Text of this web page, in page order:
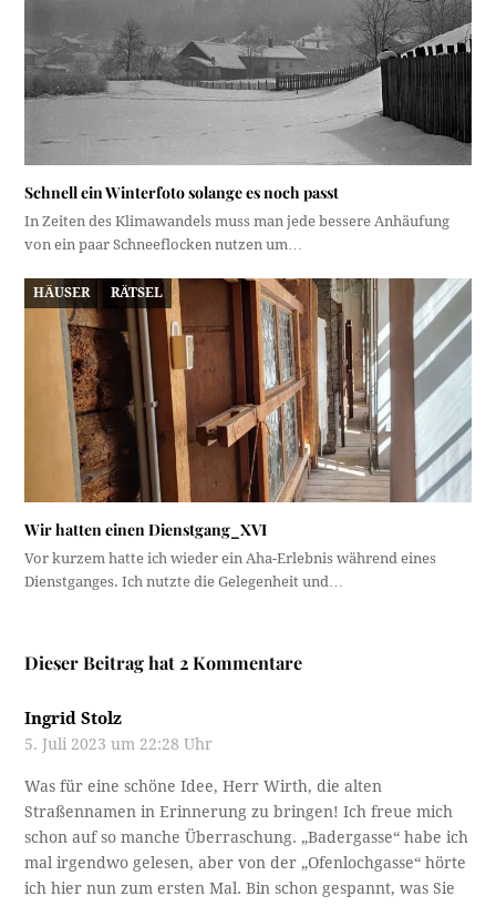
Schnell ein Winterfoto solange es noch passt
In Zeiten des Klimawandels muss man jede bessere Anhäufung
von ein paar Schneeflocken nutzen um…
HÄUSER RÄTSEL
Wir hatten einen Dienstgang_XVI
Vor kurzem hatte ich wieder ein Aha-Erlebnis während eines
Dienstganges. Ich nutzte die Gelegenheit und…
Dieser Beitrag hat 2 Kommentare
Ingrid Stolz
5. Juli 2023 um 22:28 Uhr
Was für eine schöne Idee, Herr Wirth, die alten
Straßennamen in Erinnerung zu bringen! Ich freue mich
schon auf so manche Überraschung. „Badergasse“ habe ich
mal irgendwo gelesen, aber von der „Ofenlochgasse“ hörte
ich hier nun zum ersten Mal. Bin schon gespannt, was Sie